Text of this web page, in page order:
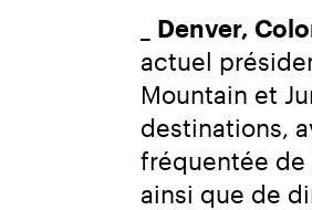
Denver,
actuel
Mountain et
destinations,
fréquentée de
ainsi que de